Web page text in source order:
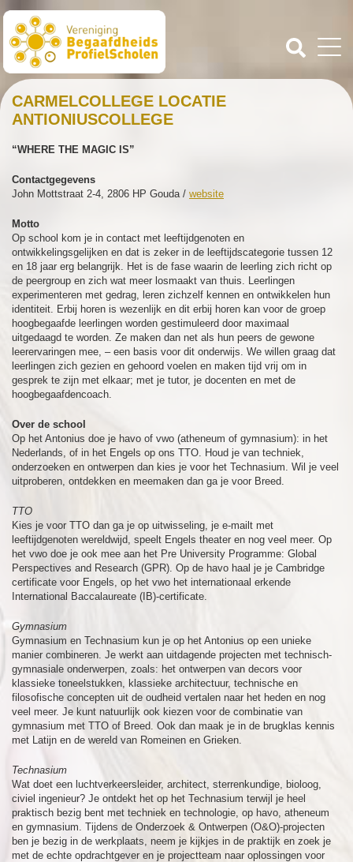
CARMELCOLLEGE LOCATIE
ANTIONIUSCOLLEGE
“WHERE THE MAGIC IS”
Contactgegevens
John Mottstraat 2-4, 2806 HP Gouda / website
Motto
Op school kom je in contact met leeftijdgenoten en
ontwikkelingsgelijken en dat is zeker in de leeftijdscategorie tussen 12
en 18 jaar erg belangrijk. Het is de fase waarin de leerling zich richt op
de peergroup en zich wat meer losmaakt van thuis. Leerlingen
experimenteren met gedrag, leren zichzelf kennen en ontwikkelen hun
identiteit. Erbij horen is wezenlijk en dit erbij horen kan voor de groep
hoogbegaafde leerlingen worden gestimuleerd door maximaal
uitgedaagd te worden. Ze maken dan net als hun peers de gewone
leerervaringen mee, – een basis voor dit onderwijs. We willen graag dat
leerlingen zich gezien en gehoord voelen en maken tijd vrij om in
gesprek te zijn met elkaar; met je tutor, je docenten en met de
hoogbegaafdencoach.
Over de school
Op het Antonius doe je havo of vwo (atheneum of gymnasium): in het
Nederlands, of in het Engels op ons TTO. Houd je van techniek,
onderzoeken en ontwerpen dan kies je voor het Technasium. Wil je veel
uitproberen, ontdekken en meemaken dan ga je voor Breed.
TTO
Kies je voor TTO dan ga je op uitwisseling, je e-mailt met
leeftijdgenoten wereldwijd, speelt Engels theater en nog veel meer. Op
het vwo doe je ook mee aan het Pre University Programme: Global
Perspectives and Research (GPR). Op de havo haal je je Cambridge
certificate voor Engels, op het vwo het internationaal erkende
International Baccalaureate (IB)-certificate.
Gymnasium
Gymnasium en Technasium kun je op het Antonius op een unieke
manier combineren. Je werkt aan uitdagende projecten met technisch-
gymnasiale onderwerpen, zoals: het ontwerpen van decors voor
klassieke toneelstukken, klassieke architectuur, technische en
filosofische concepten uit de oudheid vertalen naar het heden en nog
veel meer. Je kunt natuurlijk ook kiezen voor de combinatie van
gymnasium met TTO of Breed. Ook dan maak je in de brugklas kennis
met Latijn en de wereld van Romeinen en Grieken.
Technasium
Wat doet een luchtverkeersleider, architect, sterrenkundige, bioloog,
civiel ingenieur? Je ontdekt het op het Technasium terwijl je heel
praktisch bezig bent met techniek en technologie, op havo, atheneum
en gymnasium. Tijdens de Onderzoek & Ontwerpen (O&O)-projecten
ben je bezig in de werkplaats, neem je kijkjes in de praktijk en zoek je
met de echte opdrachtgever en je projectteam naar oplossingen voor